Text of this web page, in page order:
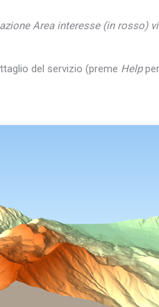
Area interesse (in rosso)
del servizio (preme Help